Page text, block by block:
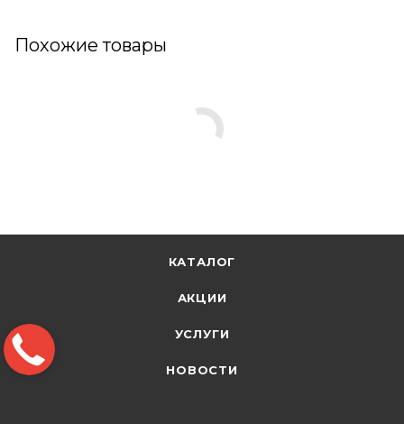
Похожие товары
КАТАЛОГ
АКЦИИ
УСЛУГИ
НОВОСТИ